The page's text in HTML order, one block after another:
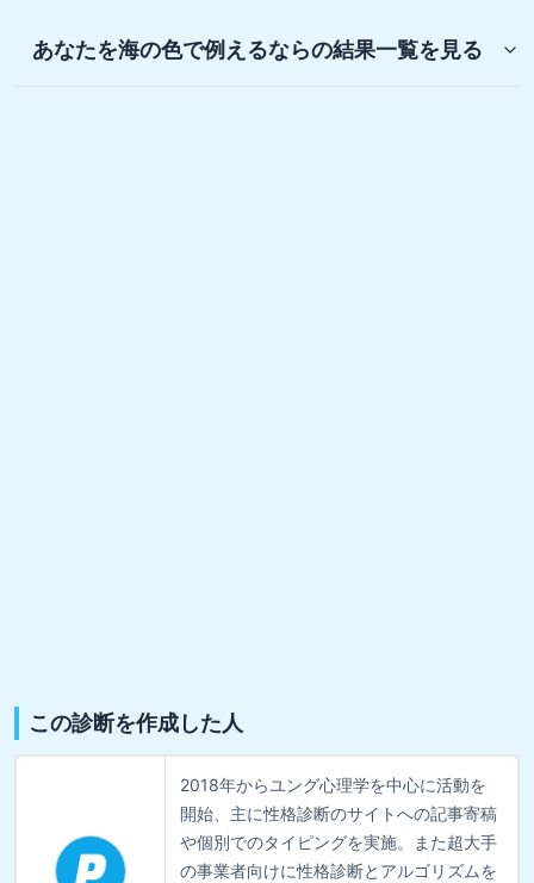
あなたを海の色で例えるならの結果一覧を見る
この診断を作成した人
2018年からユング心理学を中心に活動を
開始、主に性格診断のサイトへの記事寄稿
や個別でのタイピングを実施。また超大手
の事業者向けに性格診断とアルゴリズムを